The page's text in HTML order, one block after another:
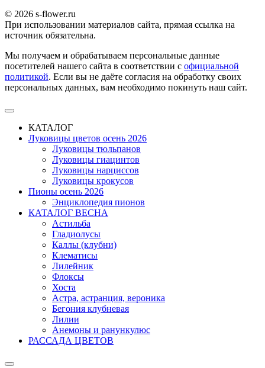
© 2026 s-flower.ru
При использовании материалов сайта, прямая ссылка на
источник обязательна.
Мы получаем и обрабатываем персональные данные
посетителей нашего сайта в соответствии с официальной
политикой. Если вы не даёте согласия на обработку своих
персональных данных, вам необходимо покинуть наш сайт.
КАТАЛОГ
Луковицы цветов осень 2026
Луковицы тюльпанов
Луковицы гиацинтов
Луковицы нарциссов
Луковицы крокусов
Пионы осень 2026
Энциклопедия пионов
КАТАЛОГ ВЕСНА
Астильба
Гладиолусы
Каллы (клубни)
Клематисы
Лилейник
Флоксы
Хоста
Астра, астранция, вероника
Бегония клубневая
Лилии
Анемоны и ранункулюс
РАССАДА ЦВЕТОВ